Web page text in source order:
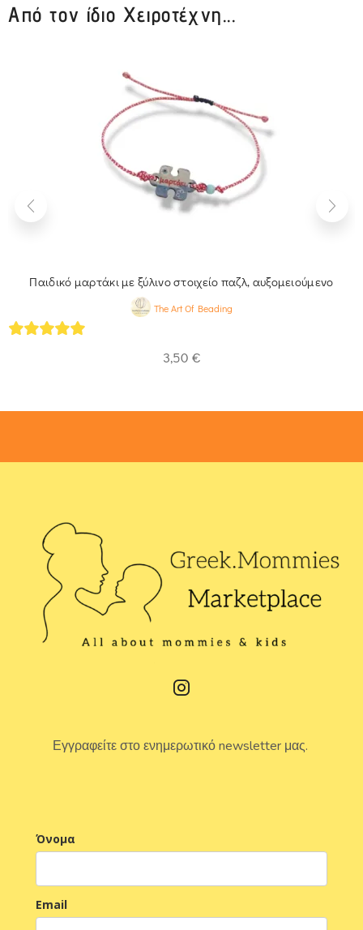
Από τον ίδιο Χειροτέχνη...
Παιδικό μαρτάκι με ξύλινο στοιχείο παζλ, αυξομειούμενο
The Art Of Beading
3,50 €
Εγγραφείτε στο ενημερωτικό newsletter μας.
Όνομα
Email